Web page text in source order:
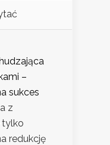
–
sukces
z
tylko
redukcję